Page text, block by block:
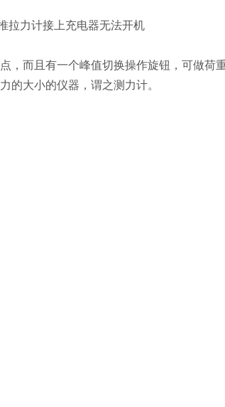
拉力计接上充电器无法开机
而且有一个峰值切换操作旋钮，可做荷
的大小的仪器，谓之测力计。